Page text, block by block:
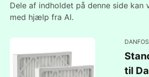
Dele af indholdet på denne side kan
med hjælp fra AI.
til